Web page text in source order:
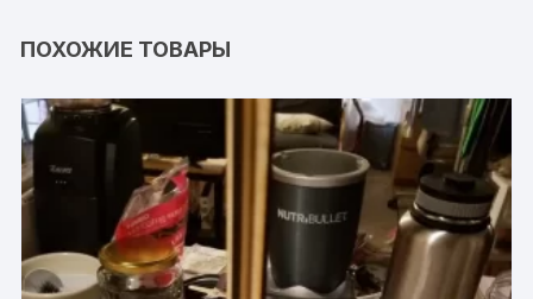
ПОХОЖИЕ ТОВАРЫ